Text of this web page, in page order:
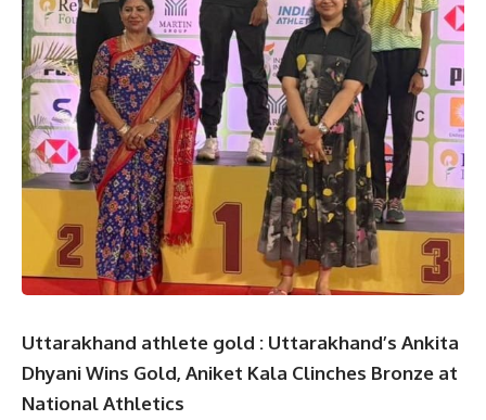
Uttarakhand athlete gold : Uttarakhand’s Ankita
Dhyani Wins Gold, Aniket Kala Clinches Bronze at
National Athletics